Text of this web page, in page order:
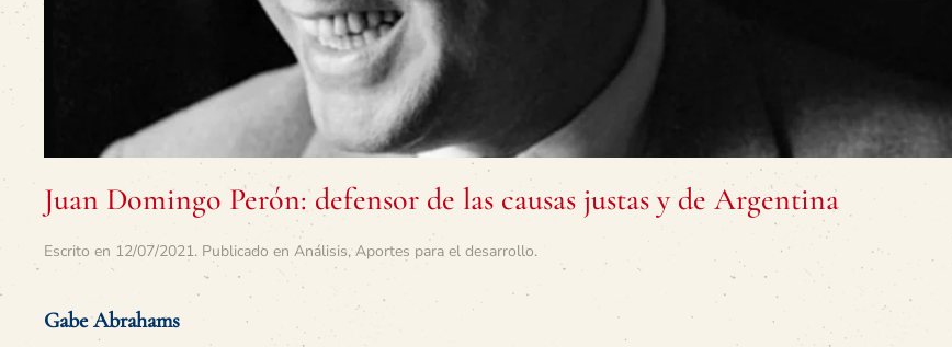
Juan Domingo Perón: defensor de las causas justas y de Argentina
Escrito en 12/07/2021. Publicado en Análisis, Aportes para el desarrollo.
Gabe Abrahams